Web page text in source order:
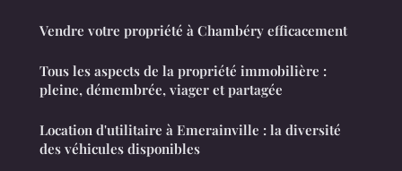
Vendre votre propriété à Chambéry efficacement
Tous les aspects de la propriété immobilière :
pleine, démembrée, viager et partagée
Location d'utilitaire à Emerainville : la diversité
des véhicules disponibles